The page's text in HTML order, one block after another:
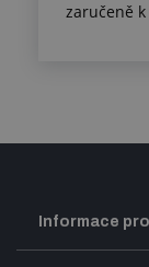
zaručeně
Informace